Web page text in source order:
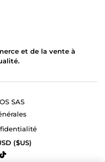
et de la vente à
SAS
($US)